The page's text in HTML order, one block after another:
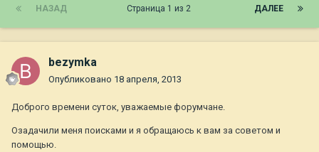
НАЗАД ДАЛЕЕ
Страница 1 из 2
bezymka
Опубликовано 18 апреля, 2013
Доброго времени суток, уважаемые форумчане.
Озадачили меня поисками и я обращаюсь к вам за советом и
помощью.